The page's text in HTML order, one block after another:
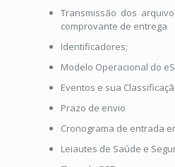
Transmissão dos
comprovante de entrega
Identificadores;
Modelo Operacional do
Eventos e sua
Prazo de envio
Cronograma de entrada
Leiautes de Saúde e